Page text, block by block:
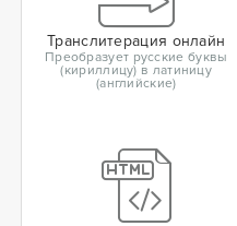
Транслитерация онлайн
Преобразует русские буквы
(кириллицу) в латиницу
(английские)